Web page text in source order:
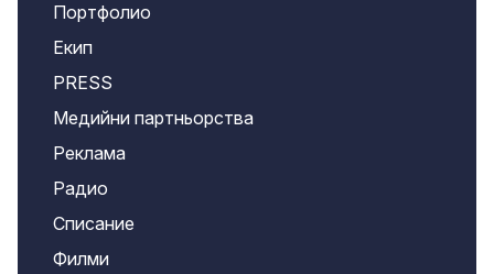
Портфолио
Екип
PRESS
Медийни партньорства
Реклама
Радио
Списание
Филми